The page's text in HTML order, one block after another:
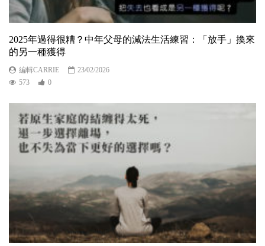
2025年過得很糟？中年父母的減法生活練習：「放手」換來
的另一種獲得
編輯CARRIE
23/02/2026
573
0